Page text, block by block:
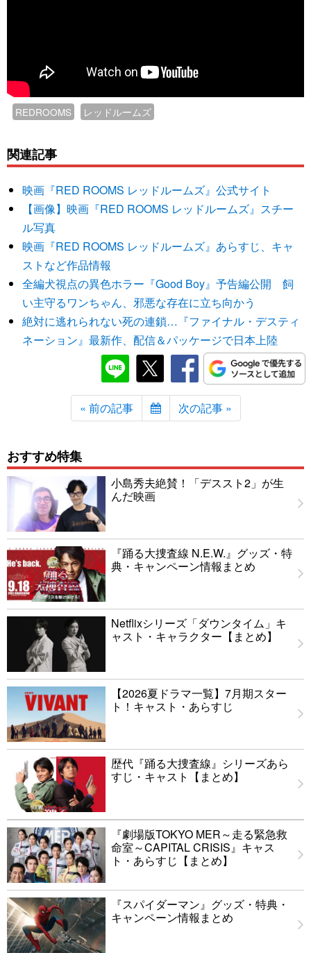
REDROOMS レッドルームズ
関連記事
映画『RED ROOMS レッドルームズ』公式サイト
【画像】映画『RED ROOMS レッドルームズ』スチー
ル写真
映画『RED ROOMS レッドルームズ』あらすじ、キャ
ストなど作品情報
全編犬視点の異色ホラー『Good Boy』予告編公開 飼
い主守るワンちゃん、邪悪な存在に立ち向かう
絶対に逃れられない死の連鎖…『ファイナル・デスティ
ネーション』最新作、配信＆パッケージで日本上陸
« 前の記事 次の記事 »
おすすめ特集
小島秀夫絶賛！「デススト2」が生
んだ映画
『踊る大捜査線 N.E.W.』グッズ・特
典・キャンペーン情報まとめ
Netflixシリーズ「ダウンタイム」キ
ャスト・キャラクター【まとめ】
【2026夏ドラマ一覧】7月期スター
ト！キャスト・あらすじ
歴代『踊る大捜査線』シリーズあら
すじ・キャスト【まとめ】
『劇場版TOKYO MER～走る緊急救
命室～CAPITAL CRISIS』キャス
ト・あらすじ【まとめ】
『スパイダーマン』グッズ・特典・
キャンペーン情報まとめ